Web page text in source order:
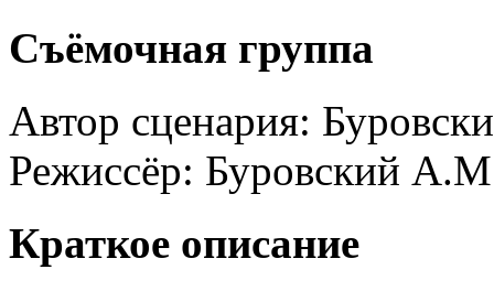
Съёмочная группа
Автор сценария:
Режиссёр: Буровский
Краткое описание